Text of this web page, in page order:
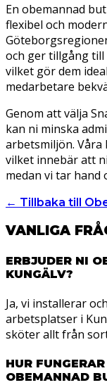
En obemannad
flexibel och
och ger tillgång
vilket gör dem
medarbetare
Genom att välja
kan ni minska
arbetsmiljön. Våra
vilket innebär att
medan vi tar hand
← Tillbaka till
VANLIGA
ERBJUDER NI
KUNGÄLV?
Ja, vi installerar
arbetsplatser i
sköter allt från
HUR
OBEMANNAD